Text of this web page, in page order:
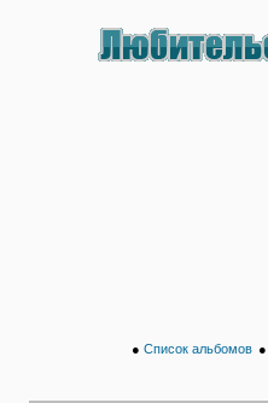
● Список альбомов ●